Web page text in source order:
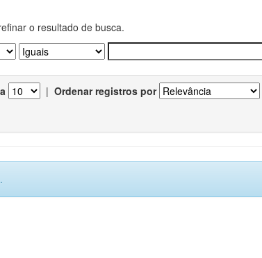
o resultado de busca.
| Ordenar registros por